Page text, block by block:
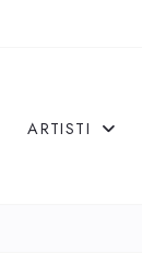
ARTISTI